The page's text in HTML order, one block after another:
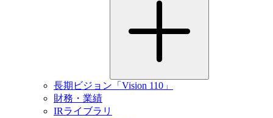
長期ビジョン「Vision 110」
財務・業績
IRライブラリ